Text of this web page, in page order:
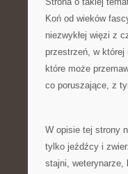
Koń od wieków
niezwykłej więzi z
przestrzeń, w której
które może
co poruszające, z
W opisie tej strony
tylko jeźdźcy i
stajni, weterynarze,